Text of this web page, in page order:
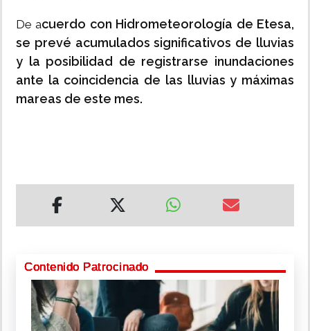
De acuerdo con Hidrometeorología de Etesa,
se prevé acumulados significativos de lluvias
y la posibilidad de registrarse inundaciones
ante la coincidencia de las lluvias y máximas
mareas de este mes.
Contenido Patrocinado